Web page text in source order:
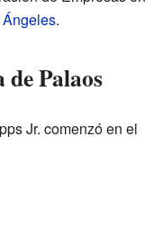
.
Palaos
Jr. comenzó en el